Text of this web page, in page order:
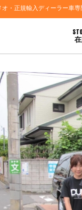
オ・正規輸入ディーラー車
レーサバーバンご納車おめでとう